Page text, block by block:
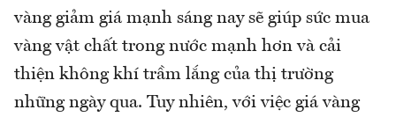
vàng giảm giá mạnh sáng nay sẽ giúp sức mua
vàng vật chất trong nước mạnh hơn và cải
thiện không khí trầm lắng của thị trường
những ngày qua. Tuy nhiên, với việc giá vàng